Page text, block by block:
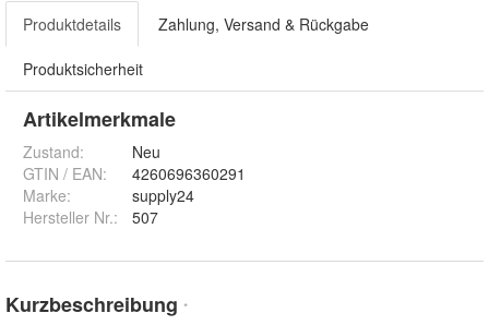
Produktdetails Zahlung, Versand & Rückgabe
Produktsicherheit
Artikelmerkmale
Zustand:
Neu
GTIN / EAN:
4260696360291
Marke:
supply24
Hersteller Nr.:
507
Kurzbeschreibung *